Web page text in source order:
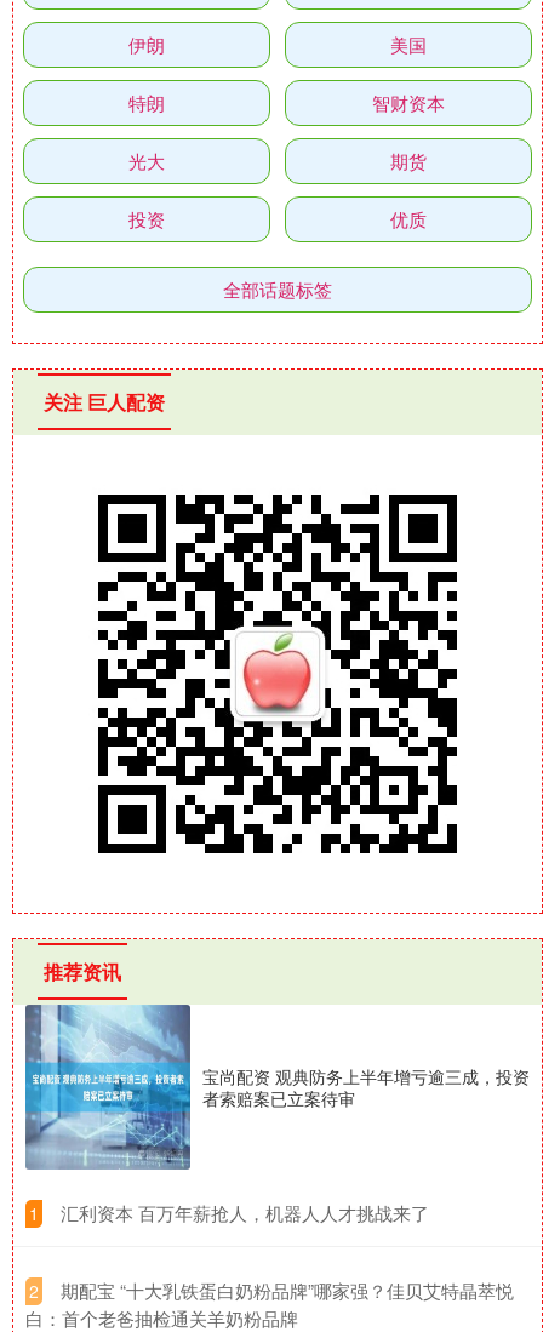
伊朗 美国
特朗 智财资本
光大 期货
投资 优质
全部话题标签
关注 巨人配资
推荐资讯
宝尚配资 观典防务上半年增亏逾三成，投资
者索赔案已立案待审
1 ​汇利资本 百万年薪抢人，机器人人才挑战来了
2
​期配宝 “十大乳铁蛋白奶粉品牌”哪家强？佳贝艾特晶萃悦
白：首个老爸抽检通关羊奶粉品牌